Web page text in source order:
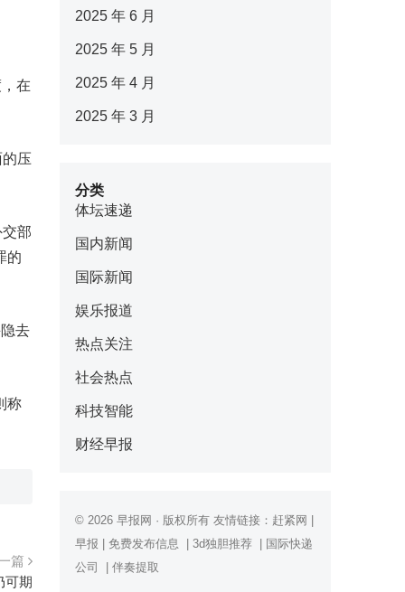
在
压
部
的
去
称
篇
可期
2025 年 6 月
2025 年 5 月
2025 年 4 月
2025 年 3 月
分类
体坛速递
国内新闻
国际新闻
娱乐报道
热点关注
社会热点
科技智能
财经早报
© 2026 早报网 · 版权所有 友情链接： 赶紧网
早报
免费发布信息 3d独胆推荐
国际快递
公司
伴奏提取